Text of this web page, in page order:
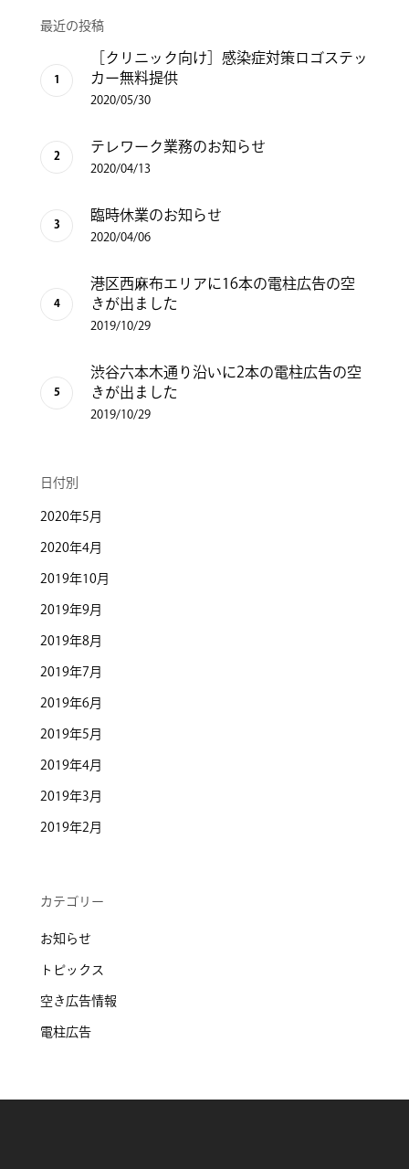
最近の投稿
［クリニック向け］感染症対策ロゴステッ
カー無料提供
2020/05/30
テレワーク業務のお知らせ
2020/04/13
臨時休業のお知らせ
2020/04/06
港区西麻布エリアに16本の電柱広告の空
きが出ました
2019/10/29
渋谷六本木通り沿いに2本の電柱広告の空
きが出ました
2019/10/29
日付別
2020年5月
2020年4月
2019年10月
2019年9月
2019年8月
2019年7月
2019年6月
2019年5月
2019年4月
2019年3月
2019年2月
カテゴリー
お知らせ
トピックス
空き広告情報
電柱広告